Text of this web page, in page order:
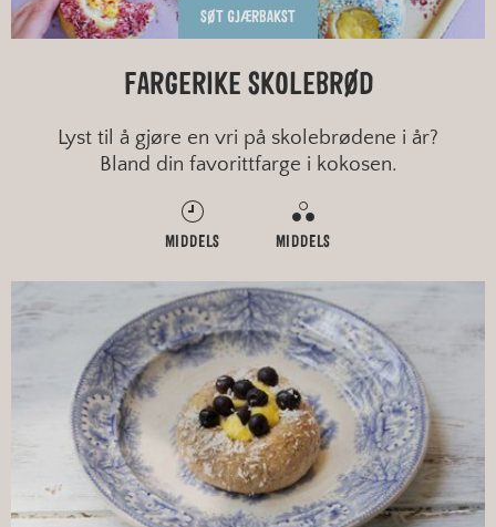
SØT GJÆRBAKST
FARGERIKE SKOLEBRØD
Lyst til å gjøre en vri på skolebrødene i år?
Bland din favorittfarge i kokosen.
MIDDELS MIDDELS